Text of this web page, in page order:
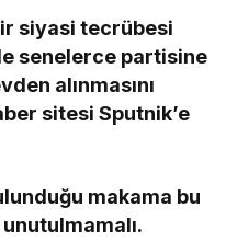
siyasi tecrübesi
senelerce partisine
alınmasını
sitesi Sputnik’e
makama bu